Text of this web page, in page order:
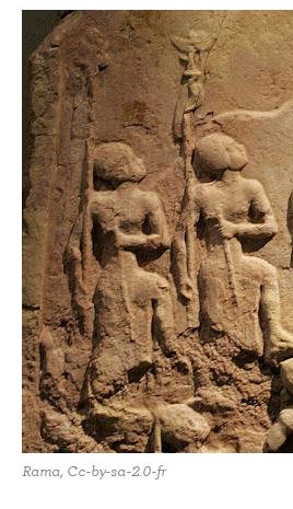
Rama, Cc-by-sa-2.0-fr